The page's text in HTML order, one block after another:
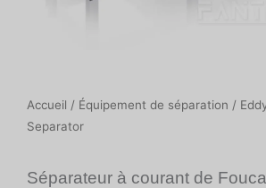
Accueil / Équipement de séparation /
Separator
Séparateur à courant de